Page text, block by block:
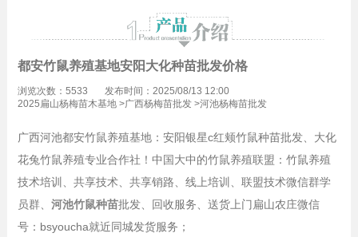
都安竹鼠养殖基地安阳大化种苗批发价格
浏览次数：5533
发布时间：2025/08/13 12:00
2025扁山杨梅苗木基地>广西杨梅苗批发>河池杨梅苗批发
广西河池都安竹鼠养殖基地：安阳银星c红颊竹鼠种苗批发、大化
花兔竹鼠养殖专业合作社！中国大中的竹鼠养殖联盟：竹鼠养殖
技术培训、共享技术、共享销路、线上培训、联盟技术微信群学
员群、 河池竹鼠种苗批发、回收服务、送货上门扁山农庄微信
号：bsyoucha就近同城发货服务；